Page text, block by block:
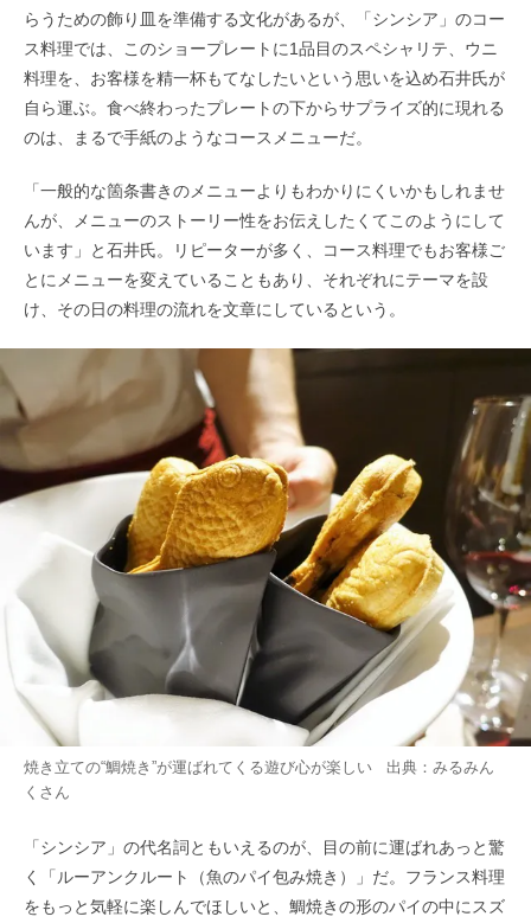
らうための飾り皿を準備する文化があるが、「シンシア」のコー
ス料理では、このショープレートに1品目のスペシャリテ、ウニ
料理を、お客様を精一杯もてなしたいという思いを込め石井氏が
自ら運ぶ。食べ終わったプレートの下からサプライズ的に現れる
のは、まるで手紙のようなコースメニューだ。
「一般的な箇条書きのメニューよりもわかりにくいかもしれませ
んが、メニューのストーリー性をお伝えしたくてこのようにして
います」と石井氏。リピーターが多く、コース料理でもお客様ご
とにメニューを変えていることもあり、それぞれにテーマを設
け、その日の料理の流れを文章にしているという。
焼き立ての“鯛焼き”が運ばれてくる遊び心が楽しい 出典： みるみん
く さん
「シンシア」の代名詞ともいえるのが、目の前に運ばれあっと驚
く「ルーアンクルート（魚のパイ包み焼き）」だ。フランス料理
をもっと気軽に楽しんでほしいと、鯛焼きの形のパイの中にスズ